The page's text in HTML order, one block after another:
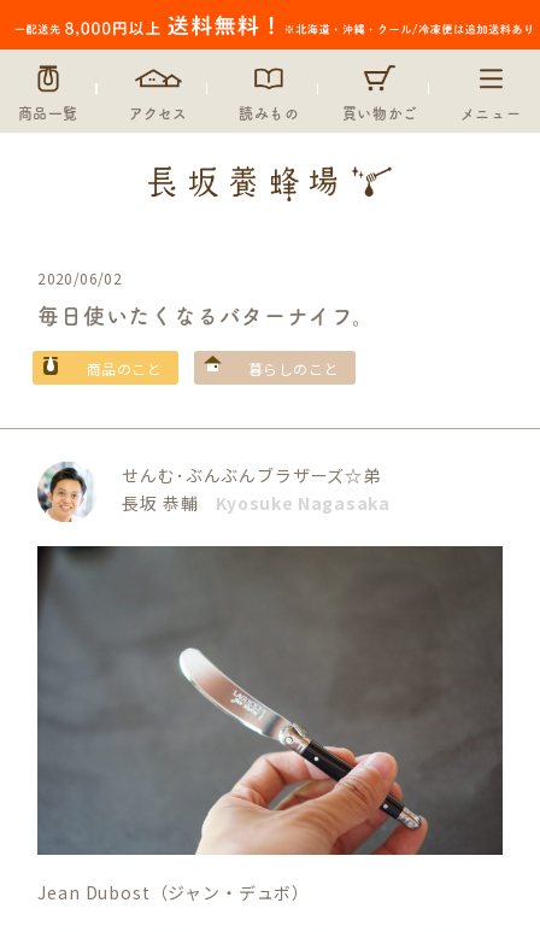
商品一覧 アクセス 読みもの 買い物かご メニュー
2020/06/02
毎日使いたくなるバターナイフ。
商品のこと 暮らしのこと
せんむ･ぶんぶんブラザーズ☆弟
長坂 恭輔 Kyosuke Nagasaka
Jean Dubost（ジャン・デュボ）